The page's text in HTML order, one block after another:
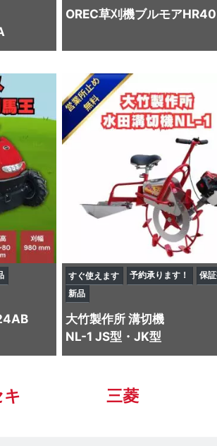
OREC草刈機ブルモア
すぐ使えます 予約承ります！
保
新品
大竹製作所溝切機
NL-1 JS型・JK型
三菱